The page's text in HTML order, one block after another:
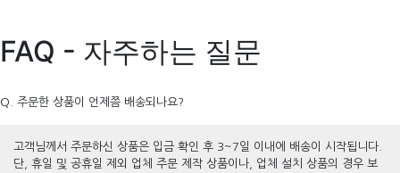
FAQ - 자주하는 질문
Q. 주문한 상품이 언제쯤 배송되나요?
고객님께서 주문하신 상품은 입금 확인 후 3~7일 이내에 배송이 시작됩니다.
단, 휴일 및 공휴일 제외 업체 주문 제작 상품이나, 업체 설치 상품의 경우 보